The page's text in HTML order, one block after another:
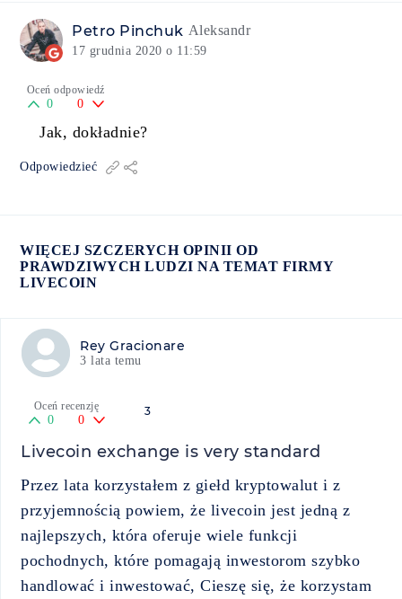
Petro Pinchuk Aleksandr
17 grudnia 2020 o 11:59
Oceń odpowiedź
0 0
Jak, dokładnie?
Odpowiedzieć
WIĘCEJ SZCZERYCH OPINII OD
PRAWDZIWYCH LUDZI NA TEMAT FIRMY
LIVECOIN
Rey Gracionare
3 lata temu
3
Oceń recenzję
0 0
Livecoin exchange is very standard
Przez lata korzystałem z giełd kryptowalut i z
przyjemnością powiem, że livecoin jest jedną z
najlepszych, która oferuje wiele funkcji
pochodnych, które pomagają inwestorom szybko
handlować i inwestować, Cieszę się, że korzystam